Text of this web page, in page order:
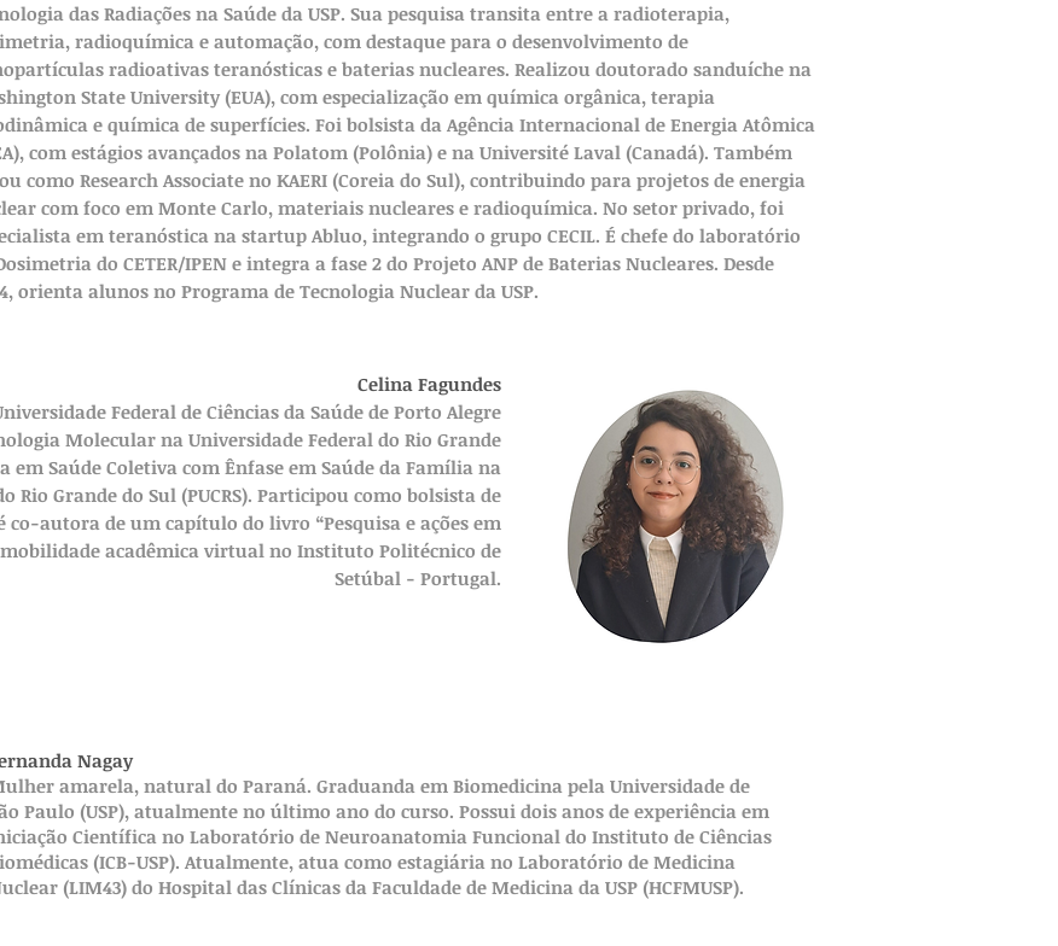
das Radiações na Saúde da USP. Sua pesquisa transita entre a radioterapia,
radioquímica e automação, com destaque para o desenvolvimento de
radioativas teranósticas e baterias nucleares. Realizou doutorado sanduíche na
State University (EUA), com especialização em química orgânica, terapia
e química de superfícies. Foi bolsista da Agência Internacional de Energia Atômica
com estágios avançados na Polatom (Polônia) e na Université Laval (Canadá). Também
como Research Associate no KAERI (Coreia do Sul), contribuindo para projetos de energia
com foco em Monte Carlo, materiais nucleares e radioquímica. No setor privado, foi
em teranóstica na startup Abluo, integrando o grupo CECIL. É chefe do laboratório
do CETER/IPEN e integra a fase 2 do Projeto ANP de Baterias Nucleares. Desde
orienta alunos no Programa de Tecnologia Nuclear da USP.
Celina Fagundes
Federal de Ciências da Saúde de Porto Alegre
Molecular na Universidade Federal do Rio Grande
em Saúde Coletiva com Ênfase em Saúde da Família na
Grande do Sul (PUCRS). Participou como bolsista de
autora de um capítulo do livro “Pesquisa e ações em
mobilidade acadêmica virtual no Instituto Politécnico de
Setúbal - Portugal.
Nagay
amarela, natural do Paraná. Graduanda em Biomedicina pela Universidade de
Paulo (USP), atualmente no último ano do curso. Possui dois anos de experiência em
Científica no Laboratório de Neuroanatomia Funcional do Instituto de Ciências
(ICB-USP). Atualmente, atua como estagiária no Laboratório de Medicina
(LIM43) do Hospital das Clínicas da Faculdade de Medicina da USP (HCFMUSP).